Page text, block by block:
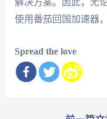
解决方案。因此，无
使用番茄回国加速器
Spread the love